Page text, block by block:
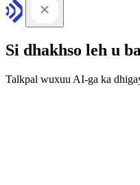
Si dhakhso leh u
Talkpal wuxuu AI-ga ka